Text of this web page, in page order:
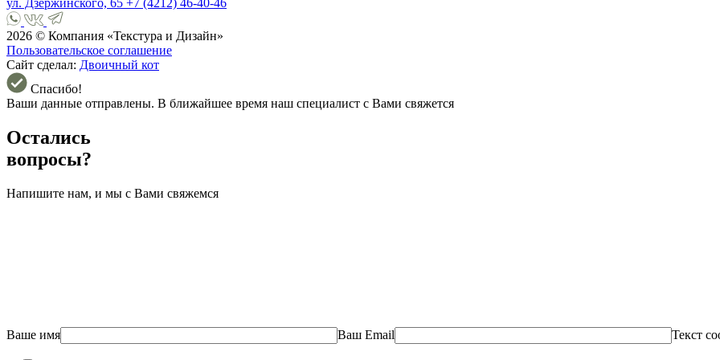
ул. Дзержинского, 65 +7 (4212) 46-40-46
2026 © Компания «Текстура и Дизайн»
Пользовательское соглашение
Сайт сделал: Двоичный кот
Спасибо!
Ваши данные отправлены. В ближайшее время наш специалист с Вами свяжется
Остались
вопросы?
Напишите нам, и мы с Вами свяжемся
Ваше имя Ваш Email Текст